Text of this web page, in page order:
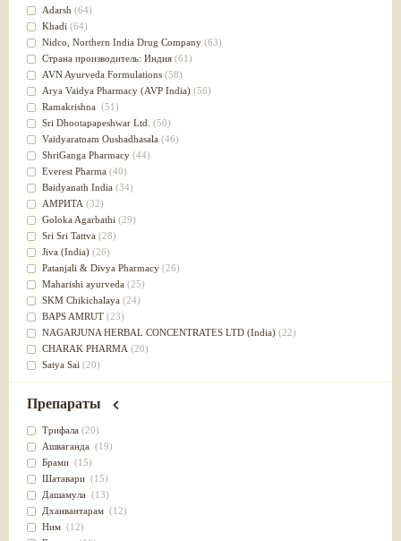
выводит токсины
Для здоровья печени
Для тела(39)
для очищения крови(38)
При диабете(38)
Антиоксидант(37)
Для Капха(Кафа) доши
От паразитов(37)
При расстройстве желудка (36)
Успокоительное(36)
Для глаз(34)
от геморроя(34)
Противовоспалительное
Для Питта доши(32)
Для сердца(32)
Для сосудов головного мозга
Для полости рта(32)
Дефицит железа(31)
Для лица(31)
Употребление в пищу
Ароматерапия(29)
Жаропонижающее(29)
для памяти(28)
для почек(28)
Слабительное (28)
Афродизиак(27)
Напитки(27)
Для йоги (27)
Для потенции(26)
Для душа(25)
для концентрации внимания
при нарушении эрекции
Adarsh (64)
Khadi (64)
Nidсo, Northern India Drug Company (63)
Страна производитель: Индия (61)
AVN Ayurveda Formulations (58)
Arya Vaidya Pharmacy (AVP India) (56)
Ramakrishna (51)
Sri Dhootapapeshwar Ltd. (50)
Vaidyaratnam Oushadhasala (46)
ShriGanga Pharmacy (44)
Everest Pharma (40)
Baidyanath India (34)
АМРИТА (32)
Goloka Agarbathi (29)
Sri Sri Tattva (28)
Jiva (India) (26)
Patanjali & Divya Pharmacy (26)
Maharishi ayurveda (25)
SKM Chikichalaya (24)
BAPS AMRUT (23)
NAGARJUNA HERBAL CONCENTRATES LTD (India) (22)
CHARAK PHARMA (20)
Satya Sai (20)
Vyas(20)
Kerala Ayurveda
(19)
Organic India pvt ltd
Lalita(16)
Ashtang Herbals
Alarsin(14)
Vasu Health care
Baraka(13)
Dabur India Ltd
Препараты
Трифала (20)
Ашваганда (19)
Брами (15)
Шатавари (15)
Дашамула (13)
Дханвантарам (12)
Ним (12)